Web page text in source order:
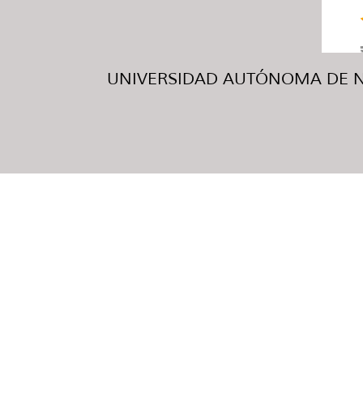
UNIVERSIDAD AUTÓNOMA DE